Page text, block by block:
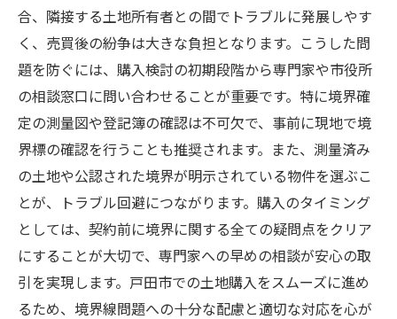
合、隣接する土地所有者との間でトラブルに発展しやす
く、売買後の紛争は大きな負担となります。こうした問
題を防ぐには、購入検討の初期段階から専門家や市役所
の相談窓口に問い合わせることが重要です。特に境界確
定の測量図や登記簿の確認は不可欠で、事前に現地で境
界標の確認を行うことも推奨されます。また、測量済み
の土地や公認された境界が明示されている物件を選ぶこ
とが、トラブル回避につながります。購入のタイミング
としては、契約前に境界に関する全ての疑問点をクリア
にすることが大切で、専門家への早めの相談が安心の取
引を実現します。戸田市での土地購入をスムーズに進め
るため、境界線問題への十分な配慮と適切な対応を心が